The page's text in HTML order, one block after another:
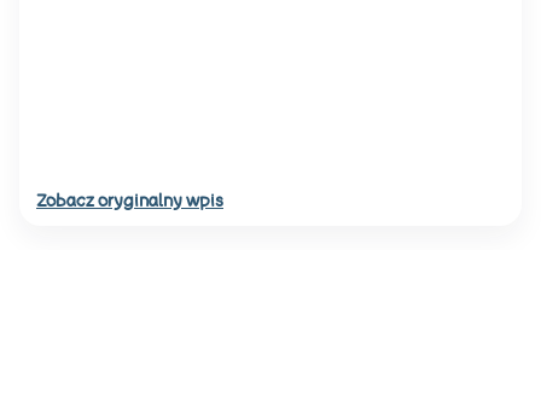
Zobacz oryginalny wpis